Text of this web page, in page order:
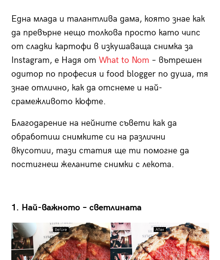
Една млада и талантлива дама, която знае как
да превърне нещо толкова просто като чипс
от сладки картофи в изкушаваща снимка за
Instagram, е Надя от What to Nom – вътрешен
одитор по професия и food blogger по душа, тя
знае отлично, как да отснеме и най-
срамежливото кюфте.
Благодарение на нейните съвети как да
обработиш снимките си на различни
вкусотии, тази статия ще ти помогне да
постигнеш желаните снимки с лекота.
1. Най-важното – светлината